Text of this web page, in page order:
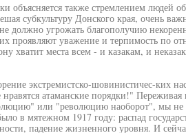
объясняется также стремлением людей
субкультуру Донского края, очень
должно угрожать благополучию
проявляют уважение и терпимость по
хватит места всем - и казакам, и
экстремистско-шовинистичес-ких
атаманские порядки!" Переживая
или "революцию наоборот", мы не
в мятежном 1917 году: распад
падение жизненного уровня. И